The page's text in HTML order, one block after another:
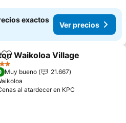
exactos
Ver precios
Agregar a favoritos
Waikoloa Village
Muy bueno
21.667
al atardecer en KPC